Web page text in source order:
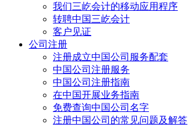
我们三屹会计的移动应用程序
转聘中国三屹会计
客户见证
公司注册
注册成立中国公司服务配套
中国公司注册服务
中国公司注册指南
在中国开展业务指南
免费查询中国公司名字
注册中国公司的常见问题及解答